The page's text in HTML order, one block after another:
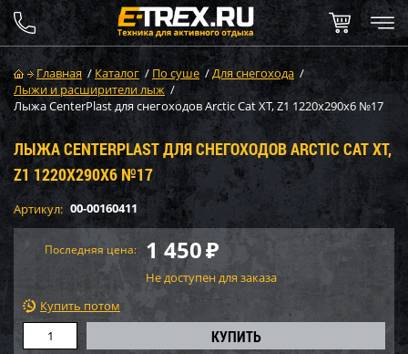
Главная / Каталог / По суше /Для снегохода /
Лыжи и расширители лыж /
Лыжа CenterPlast для снегоходов Arctic Cat XT, Z1 1220х290х6 №17
ЛЫЖА CENTERPLAST ДЛЯ СНЕГОХОДОВ ARCTIC CAT XT,
Z1 1220Х290Х6 №17
Артикул: 00-00160411
Последняя цена: 1 450₽
Не доступен для заказа
Купить потом